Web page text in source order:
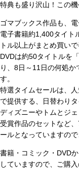
特典も盛り沢山！この機
ゴマブックス作品も、
電子書籍約1,400タイト
トル以上がまとめ買い
DVDは約50タイトルを
り、8日～11日の何処
す。
特選タイムセールは、
で提供する、日替わりタ
ディズニーやトムとジ
受賞作品のセットなど
ールとなっていますの
書籍・コミック・DVD
していますので、ご購